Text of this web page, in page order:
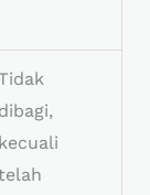
dibagi,
kecuali